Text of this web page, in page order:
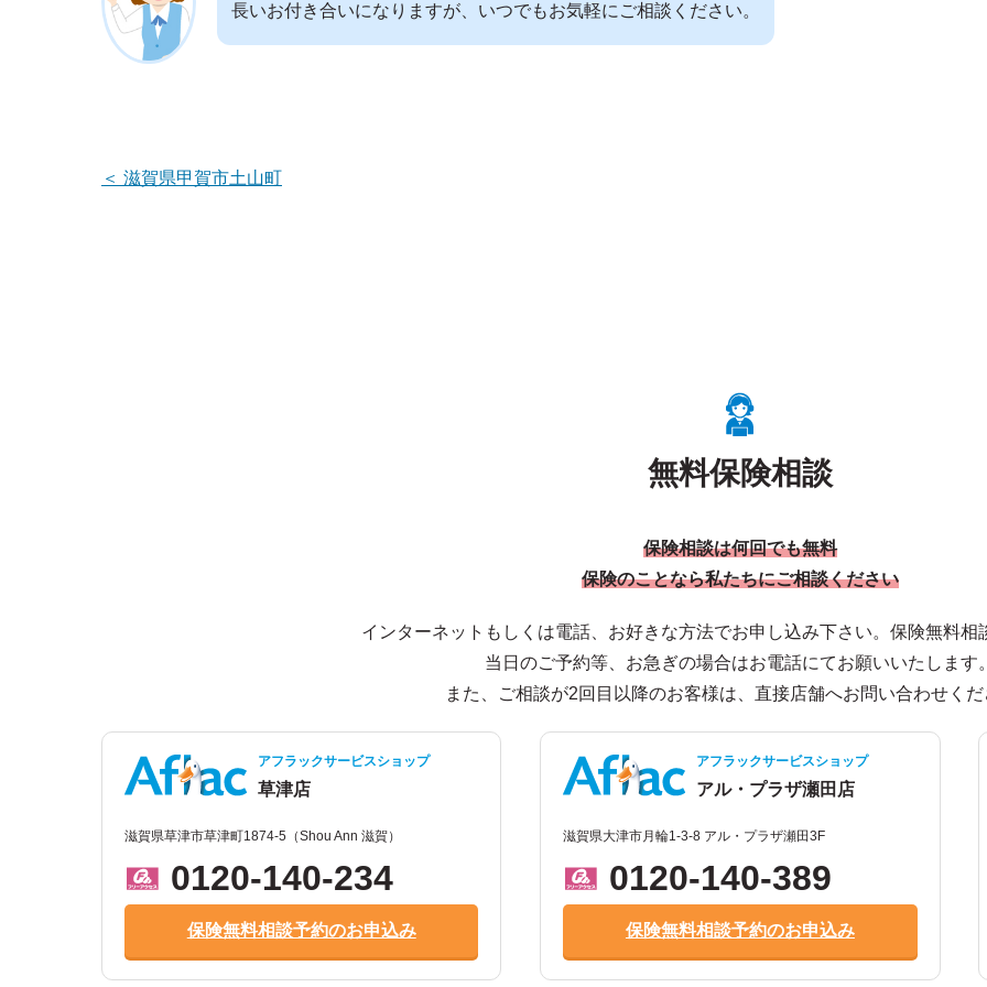
長いお付き合いになりますが、いつでもお気軽にご相談ください。
＜ 滋賀県甲賀市土山町
無料保険相談
保険相談は何回でも無料
保険のことなら私たちにご相談ください
インターネットもしくは電話、お好きな方法でお申し込み下さい。保険無料相
当日のご予約等、お急ぎの場合はお電話にてお願いいたします。
また、ご相談が2回目以降のお客様は、直接店舗へお問い合わせくだ
アフラックサービスショップ
草津店
滋賀県草津市草津町1874-5（Shou Ann 滋賀）
0120-140-234
保険無料相談予約のお申込み
アフラックサービスショップ
アル・プラザ瀬田店
滋賀県大津市月輪1-3-8 アル・プラザ瀬田3F
0120-140-389
保険無料相談予約のお申込み